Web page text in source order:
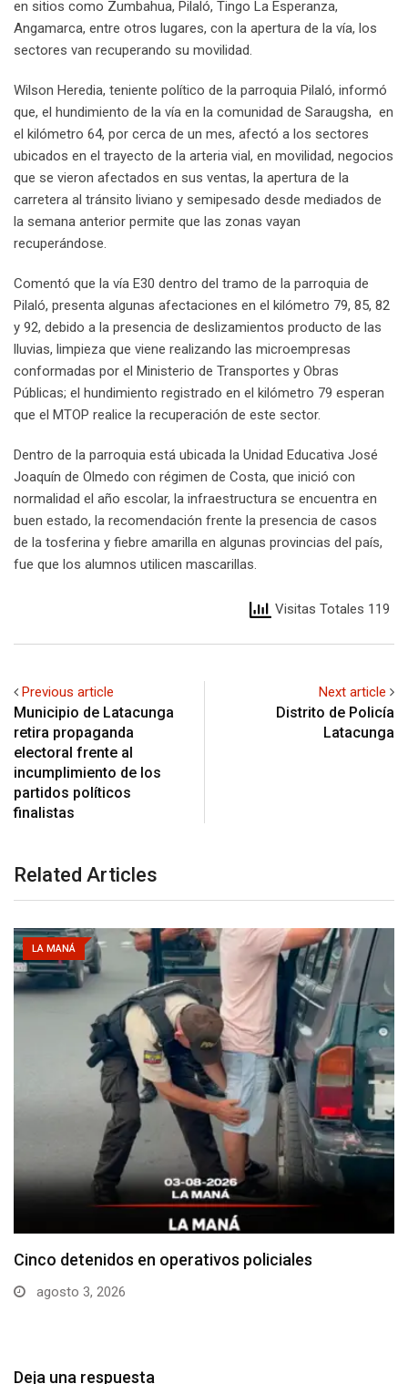
en sitios como Zumbahua, Pilaló, Tingo La Esperanza,
Angamarca, entre otros lugares, con la apertura de la vía, los
sectores van recuperando su movilidad.
Wilson Heredia, teniente político de la parroquia Pilaló, informó
que, el hundimiento de la vía en la comunidad de Saraugsha, en
el kilómetro 64, por cerca de un mes, afectó a los sectores
ubicados en el trayecto de la arteria vial, en movilidad, negocios
que se vieron afectados en sus ventas, la apertura de la
carretera al tránsito liviano y semipesado desde mediados de
la semana anterior permite que las zonas vayan
recuperándose.
Comentó que la vía E30 dentro del tramo de la parroquia de
Pilaló, presenta algunas afectaciones en el kilómetro 79, 85, 82
y 92, debido a la presencia de deslizamientos producto de las
lluvias, limpieza que viene realizando las microempresas
conformadas por el Ministerio de Transportes y Obras
Públicas; el hundimiento registrado en el kilómetro 79 esperan
que el MTOP realice la recuperación de este sector.
Dentro de la parroquia está ubicada la Unidad Educativa José
Joaquín de Olmedo con régimen de Costa, que inició con
normalidad el año escolar, la infraestructura se encuentra en
buen estado, la recomendación frente la presencia de casos
de la tosferina y fiebre amarilla en algunas provincias del país,
fue que los alumnos utilicen mascarillas.
Visitas Totales 119
Previous article
Municipio de Latacunga
retira propaganda
electoral frente al
incumplimiento de los
partidos políticos
finalistas
Next article
Distrito de Policía
Latacunga
Related Articles
LA MANÁ
Cotopaxi supera los 640 casos de dengue en…
julio 29, 2026
Deja una respuesta